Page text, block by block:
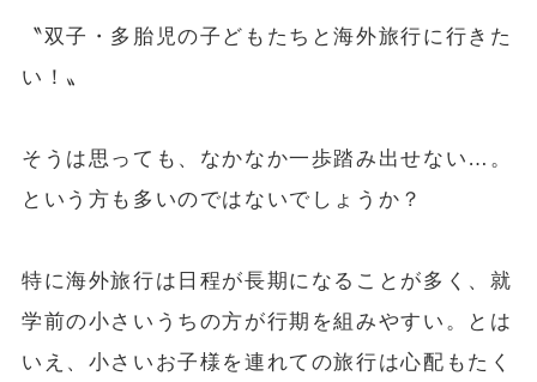
〝双子・多胎児の子どもたちと海外旅行に行きた
い！〟
そうは思っても、なかなか一歩踏み出せない…。
という方も多いのではないでしょうか？
特に海外旅行は日程が長期になることが多く、就
学前の小さいうちの方が行期を組みやすい。とは
いえ、小さいお子様を連れての旅行は心配もたく